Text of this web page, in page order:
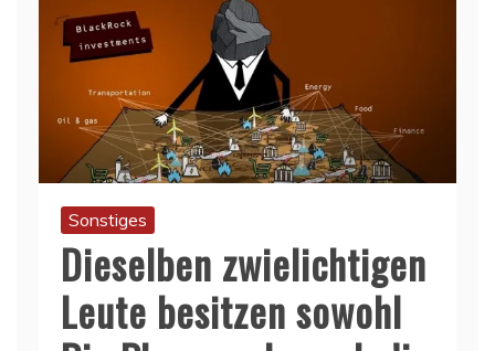
Sonstiges
Dieselben zwielichtigen
Leute besitzen sowohl